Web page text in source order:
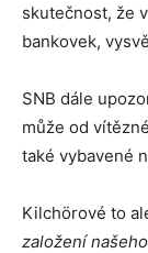
skutečnost, že
bankovek,
SNB dále
může od
také vybavené
Kilchörové to
založení